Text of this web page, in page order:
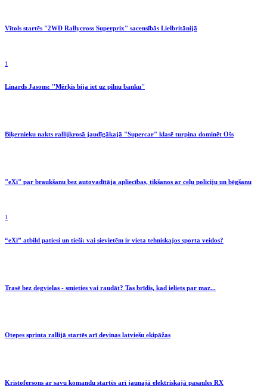
Vītols startēs "2WD Rallycross Superprix" sacensībās Lielbritānijā
1
Linards Jasons: ''Mērķis bija iet uz pilnu banku''
Biķernieku nakts rallijkrosā jaudīgākajā "Supercar" klasē turpina dominēt Ošs
"eXi" par braukšanu bez autovadītāja apliecības, tikšanos ar ceļu policiju un bēgšanu
1
“eXi” atbild patiesi un tieši: vai sievietēm ir vieta tehniskajos sporta veidos?
Trasē bez degvielas - smieties vai raudāt? Tas brīdis, kad ieliets par maz...
Otepes sprinta rallijā startēs arī deviņas latviešu ekipāžas
Kristofersons ar savu komandu startēs arī jaunajā elektriskajā pasaules RX